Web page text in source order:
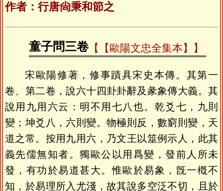
作者：行唐尙秉和節之
童子問三卷 【歐陽文忠全集本】
宋歐陽修著，修事蹟具宋史本傳。其第一
卷、第二卷，說六十四卦卦辭及彖象傳大義。其
說用九用六云：明不用七八也。乾爻七，九則
變；坤爻八，六則變。物極則反，數窮則變，天
道之常。按用九用六，乃文王以筮例示人，此其
義先儒無知者。獨歐公以用爲變，發前人所未
發，有功於易道甚大。惟歐於易象，旣一槪不
知，於易理所入尤淺，故其說多空泛不切，且於